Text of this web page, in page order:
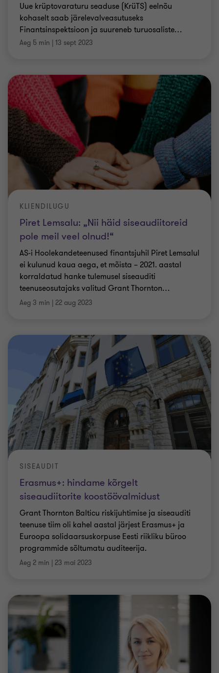
Uue krüptovaraturu seaduse (KrüTS) eelnõu
kohaselt saab järelevalveasutuseks
Finantsinspektsioon ja suureneb turuosaliste…
Aeg 5 min | 13 sept 2023
Piret Lemsalu: „Nii häid siseaudiitoreid
pole meil veel olnud!“
KLIENDILUGU
AS-i Hoolekandeteenused finantsjuhil Piret Lemsalul
ei kulunud kaua aega, et mõista – 2021. aastal
korraldatud hanke tulemusel siseauditi
teenuseosutajaks valitud Grant Thornton…
Aeg 3 min | 22 aug 2023
Erasmus+: hindame kõrgelt
siseaudiitorite koostöövalmidust
SISEAUDIT
Grant Thornton Balticu riskijuhtimise ja siseauditi
teenuse tiim oli kahel aastal järjest Erasmus+ ja
Euroopa solidaarsuskorpuse Eesti riikliku büroo
programmide sõltumatu auditeerija.
Aeg 2 min | 23 mai 2023